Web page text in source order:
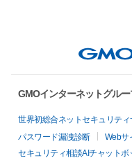
GMOインターネットグル
世界初総合ネットセキュリティ
パスワード漏洩診断
Webサ
セキュリティ相談AIチャットボ